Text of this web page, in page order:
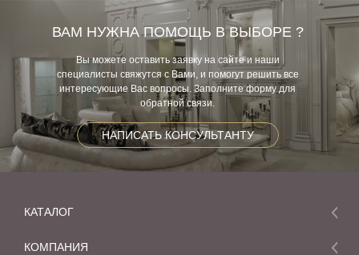
ВАМ НУЖНА ПОМОЩЬ В ВЫБОРЕ ?
Вы можете оставить заявку на сайте и наши
специалисты свяжутся с Вами, и помогут решить все
интересующие Вас вопросы. Заполните форму для
обратной связи.
НАПИСАТЬ КОНСУЛЬТАНТУ
КАТАЛОГ
Мебель
КОМПАНИЯ